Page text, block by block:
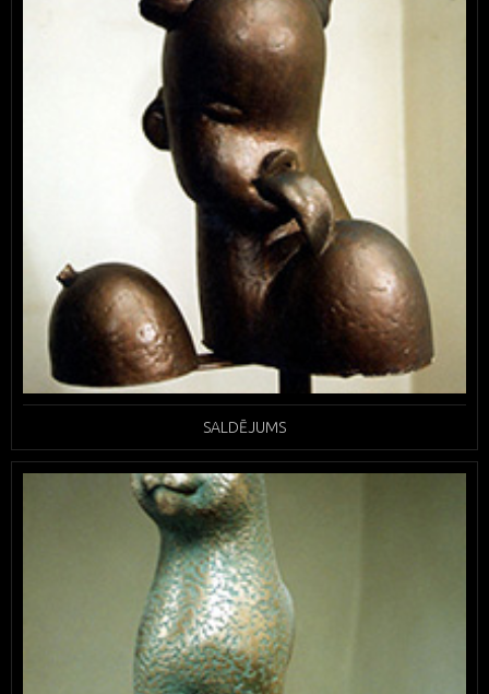
SALDĒJUMS